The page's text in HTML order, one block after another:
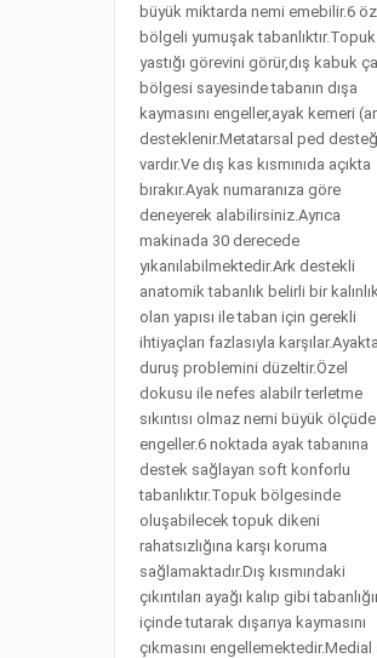
büyük miktarda nemi emebilir.6
bölgeli yumuşak tabanlıktır.Topuk
yastığı görevini görür,dış kabuk
bölgesi sayesinde tabanın dışa
kaymasını engeller,ayak kemeri
desteklenir.Metatarsal ped
vardır.Ve dış kas kısmınıda açıkta
bırakır.Ayak numaranıza göre
deneyerek alabilirsiniz.Ayrıca
makinada 30 derecede
yıkanılabilmektedir.Ark destekli
anatomik tabanlık belirli bir
olan yapısı ile taban için gerekli
ihtiyaçları fazlasıyla
duruş problemini düzeltir.Özel
dokusu ile nefes alabilr terletme
sıkıntısı olmaz nemi büyük ölçüde
engeller.6 noktada ayak tabanına
destek sağlayan soft konforlu
tabanlıktır.Topuk bölgesinde
oluşabilecek topuk dikeni
rahatsızlığına karşı koruma
sağlamaktadır.Dış kısmındaki
çıkıntıları ayağı kalıp gibi
içinde tutarak dışarıya kaymasını
çıkmasını engellemektedir.Medial